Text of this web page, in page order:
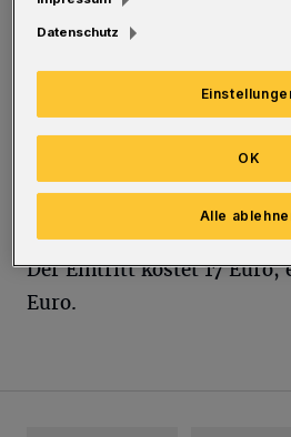
Kami Malz hat viele Jahre
verbracht, gehört seit 2010
Musikszene von Tel Aviv
zweiten Mal auf
Der Eintritt kostet 17 Euro,
Euro.
Datenschutz
Alle
OK